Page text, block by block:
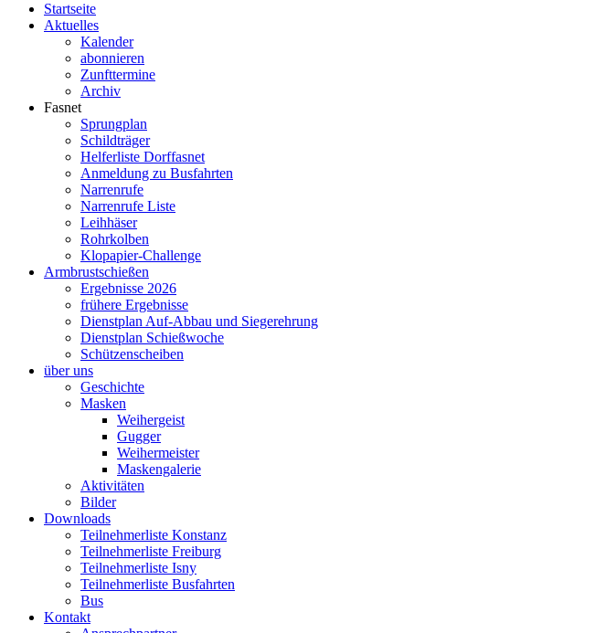
Startseite
Aktuelles
Kalender
abonnieren
Zunfttermine
Archiv
Fasnet
Sprungplan
Schildträger
Helferliste Dorffasnet
Anmeldung zu Busfahrten
Narrenrufe
Narrenrufe Liste
Leihhäser
Rohrkolben
Klopapier-Challenge
Armbrustschießen
Ergebnisse 2026
frühere Ergebnisse
Dienstplan Auf-Abbau und Siegerehrung
Dienstplan Schießwoche
Schützenscheiben
über uns
Geschichte
Masken
Weihergeist
Gugger
Weihermeister
Maskengalerie
Aktivitäten
Bilder
Downloads
Teilnehmerliste Konstanz
Teilnehmerliste Freiburg
Teilnehmerliste Isny
Teilnehmerliste Busfahrten
Bus
Kontakt